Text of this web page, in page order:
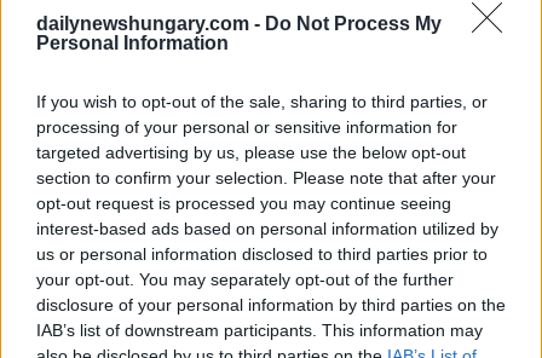
dailynewshungary.com - Do Not Process My
Personal Information
If you wish to opt-out of the sale, sharing to third parties, or
processing of your personal or sensitive information for
targeted advertising by us, please use the below opt-out
section to confirm your selection. Please note that after your
opt-out request is processed you may continue seeing
interest-based ads based on personal information utilized by
us or personal information disclosed to third parties prior to
your opt-out. You may separately opt-out of the further
disclosure of your personal information by third parties on the
IAB’s list of downstream participants. This information may
Puppenspiele zu genießen, die das Margareteninseltheater
jeden Samstag und Sonntag für Familien veranstaltet.
Grüne Abenteuer erwarten Kinder nur 20 Minuten vom
Stadtzentrum entfernt Schlendern Sie durch den Park und
erleben Sie 50 verschiedene Arten. Mit einem fantastischen
Erlebnisangebot werden Sie Ihren Tag im Wildpark
Budakeszi mit Sicherheit lieben.